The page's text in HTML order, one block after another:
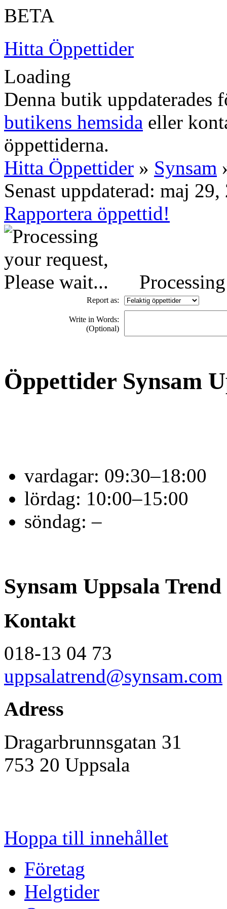
BETA
Hitta Öppettider
Loading
Denna butik uppdaterades
butikens hemsida eller
öppettiderna.
Hitta Öppettider » Synsam
Senast uppdaterad: maj 29,
Rapportera öppettid!
Report as:
Write in Words:
(Optional)
Öppettider Synsam
vardagar: 09:30–18:00
lördag: 10:00–15:00
söndag:–
Synsam Uppsala Trend
Kontakt
018-13 04 73
uppsalatrend@synsam.com
Adress
Dragarbrunnsgatan 31
753 20 Uppsala
Hoppa till innehållet
Företag
Helgtider